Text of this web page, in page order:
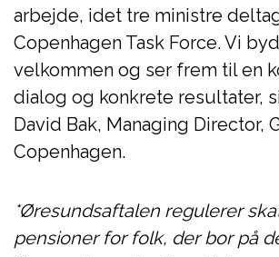
arbejde, idet tre ministre
Copenhagen Task Force. Vi
velkommen og ser frem til en
dialog og konkrete resultater,
David Bak, Managing Director,
Copenhagen.
*Øresundsaftalen regulerer
pensioner for folk, der bor på